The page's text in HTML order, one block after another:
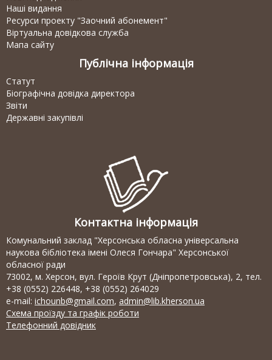
Наші видання
Ресурси проекту "Заочний абонемент"
Віртуальна довідкова служба
Мапа сайту
Публічна інформація
Статут
Біографічна довідка директора
Звіти
Державні закупівлі
Контактна інформація
Комунальний заклад "Херсонська обласна універсальна
наукова бібліотека імені Олеся Гончара" Херсонської
обласної ради
73002, м. Херсон, вул. Героїв Крут (Дніпропетровська), 2, тел.
+38 (0552) 226448, +38 (0552) 264029
e-mail: ichounb@gmail.com, admin@lib.kherson.ua
Схема проїзду та графік роботи
Телефонний довідник